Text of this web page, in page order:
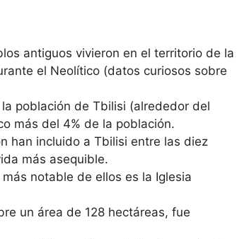
antiguos vivieron en el territorio de la
el Neolítico (datos curiosos sobre
población de Tbilisi (alrededor del
más del 4% de la población.
han incluido a Tbilisi entre las diez
más asequible.
notable de ellos es la Iglesia
un área de 128 hectáreas, fue